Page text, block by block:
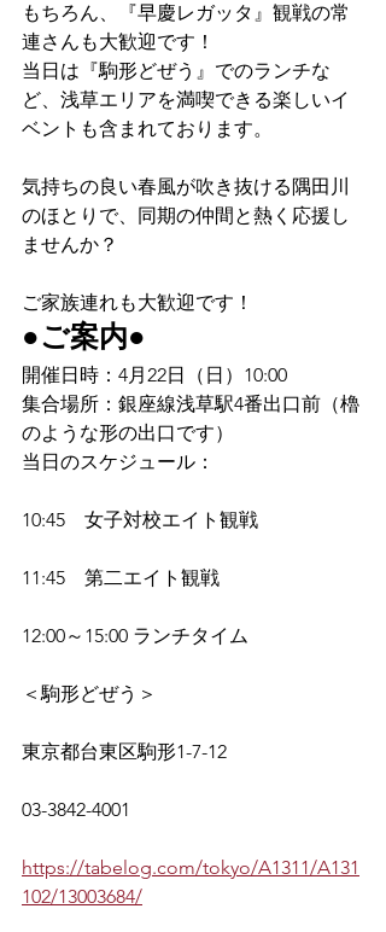
もちろん、『早慶レガッタ』観戦の常
連さんも大歓迎です！
当日は『駒形どぜう』でのランチな
ど、浅草エリアを満喫できる楽しいイ
ベントも含まれております。
気持ちの良い春風が吹き抜ける隅田川
のほとりで、同期の仲間と熱く応援し
ませんか？
ご家族連れも大歓迎です！
●ご案内●
開催日時：4月22日（日）10:00
集合場所：銀座線浅草駅4番出口前（櫓
のような形の出口です）
当日のスケジュール：
10:45　女子対校エイト観戦
11:45　第二エイト観戦
12:00～15:00 ランチタイム
＜駒形どぜう＞
東京都台東区駒形1-7-12
03-3842-4001
https://tabelog.com/tokyo/A1311/A131
102/13003684/